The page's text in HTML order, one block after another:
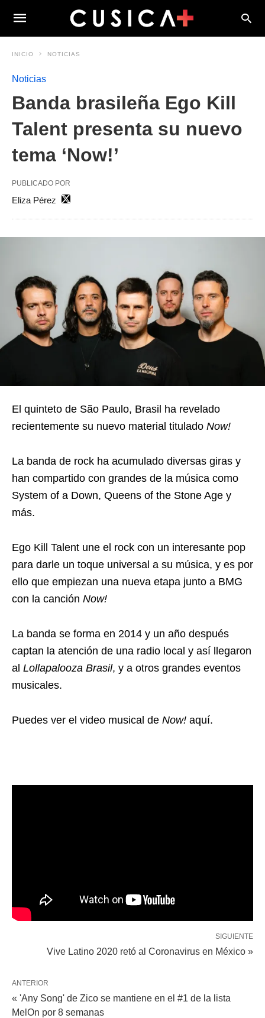
INICIO NOTICIAS
Noticias
Banda brasileña Ego Kill
Talent presenta su nuevo
tema ‘Now!’
PUBLICADO POR
Eliza Pérez
El quinteto de São Paulo, Brasil ha revelado
recientemente su nuevo material titulado Now!
La banda de rock ha acumulado diversas giras y
han compartido con grandes de la música como
System of a Down, Queens of the Stone Age y
más.
Ego Kill Talent une el rock con un interesante pop
para darle un toque universal a su música, y es por
ello que empiezan una nueva etapa junto a BMG
con la canción Now!
La banda se forma en 2014 y un año después
captan la atención de una radio local y así llegaron
al Lollapalooza Brasil, y a otros grandes eventos
musicales.
Puedes ver el video musical de Now! aquí.
SIGUIENTE
Vive Latino 2020 retó al Coronavirus en México »
ANTERIOR
« 'Any Song' de Zico se mantiene en el #1 de la lista
MelOn por 8 semanas